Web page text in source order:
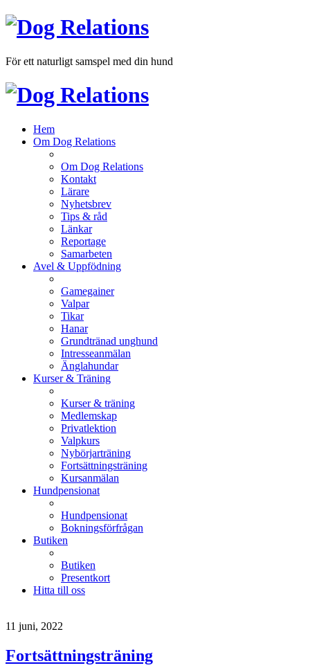
För ett naturligt samspel med din hund
Hem
Om Dog Relations
Om Dog Relations
Kontakt
Lärare
Nyhetsbrev
Tips & råd
Länkar
Reportage
Samarbeten
Avel & Uppfödning
Gamegainer
Valpar
Tikar
Hanar
Grundtränad unghund
Intresseanmälan
Änglahundar
Kurser & Träning
Kurser & träning
Medlemskap
Privatlektion
Valpkurs
Nybörjarträning
Fortsättningsträning
Kursanmälan
Hundpensionat
Hundpensionat
Bokningsförfrågan
Butiken
Butiken
Presentkort
Hitta till oss
11 juni, 2022
Fortsättningsträning